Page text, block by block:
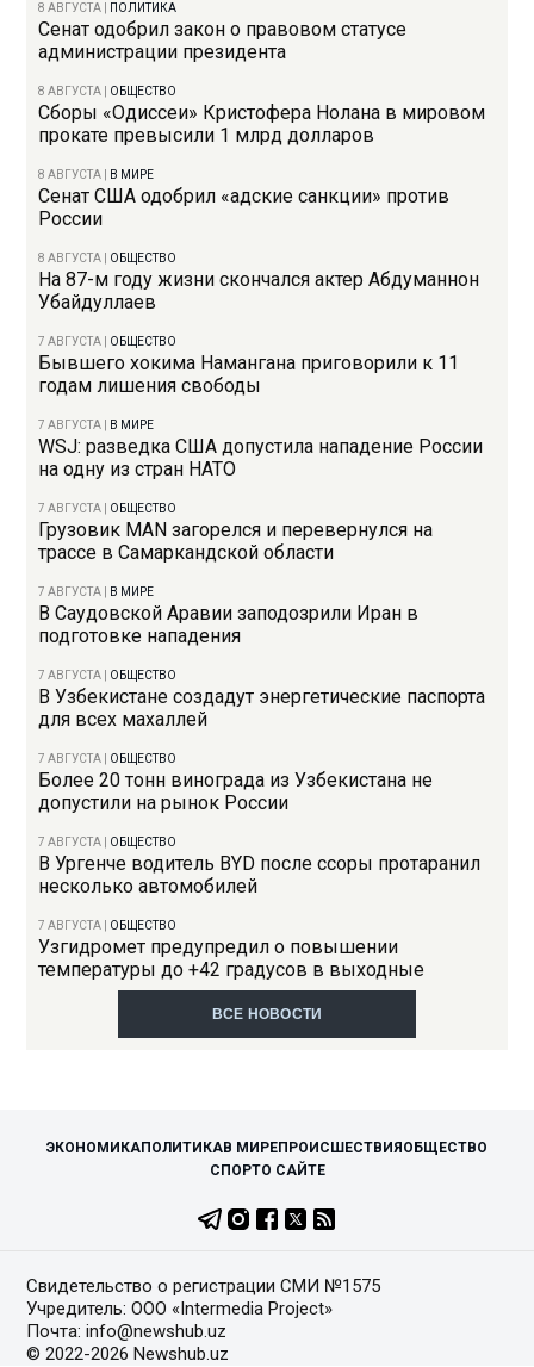
8 АВГУСТА ПОЛИТИКА
Сенат одобрил закон о правовом статусе
администрации президента
8 АВГУСТА ОБЩЕСТВО
Сборы «Одиссеи» Кристофера Нолана в мировом
прокате превысили 1 млрд долларов
8 АВГУСТА В МИРЕ
Сенат США одобрил «адские санкции» против
России
8 АВГУСТА ОБЩЕСТВО
На 87-м году жизни скончался актер Абдуманнон
Убайдуллаев
7 АВГУСТА ОБЩЕСТВО
Бывшего хокима Намангана приговорили к 11
годам лишения свободы
7 АВГУСТА В МИРЕ
WSJ: разведка США допустила нападение России
на одну из стран НАТО
7 АВГУСТА ОБЩЕСТВО
Грузовик MAN загорелся и перевернулся на
трассе в Самаркандской области
7 АВГУСТА В МИРЕ
В Саудовской Аравии заподозрили Иран в
подготовке нападения
7 АВГУСТА ОБЩЕСТВО
В Узбекистане создадут энергетические паспорта
для всех махаллей
7 АВГУСТА ОБЩЕСТВО
Более 20 тонн винограда из Узбекистана не
допустили на рынок России
7 АВГУСТА ОБЩЕСТВО
В Ургенче водитель BYD после ссоры протаранил
несколько автомобилей
7 АВГУСТА ОБЩЕСТВО
Узгидромет предупредил о повышении
температуры до +42 градусов в выходные
ВСЕ НОВОСТИ
ЭКОНОМИКАПОЛИТИКАВ МИРЕПРОИСШЕСТВИЯ ОБЩЕСТВО
СПОРТО САЙТЕ
Свидетельство о регистрации СМИ №1575
Учредитель: ООО «Intermedia Project»
Почта: info@newshub.uz
© 2022-2026 Newshub.uz